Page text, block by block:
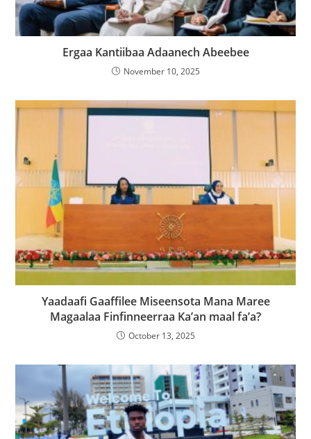
Ergaa Kantiibaa Adaanech Abeebee
November 10, 2025
Yaadaafi Gaaffilee Miseensota Mana Maree
Magaalaa Finfinneerraa Ka’an maal fa’a?
October 13, 2025